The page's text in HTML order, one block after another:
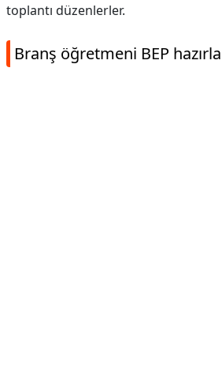
toplantı düzenlerler.
Branş öğretmeni BEP